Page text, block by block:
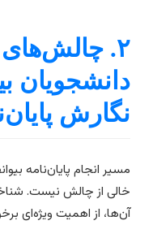
۲. چالش‌های
انجام پایان‌نامه
از چالش نیست. شناخت این
از اهمیت ویژه‌ای